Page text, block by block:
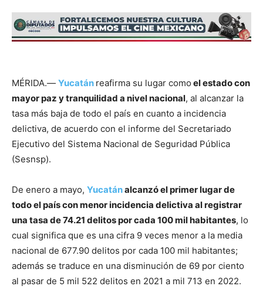
MÉRIDA.— Yucatán reafirma su lugar como el estado con
mayor paz y tranquilidad a nivel nacional, al alcanzar la
tasa más baja de todo el país en cuanto a incidencia
delictiva, de acuerdo con el informe del Secretariado
Ejecutivo del Sistema Nacional de Seguridad Pública
(Sesnsp).
De enero a mayo, Yucatánalcanzó el primer lugar de
todo el país con menor incidencia delictiva al registrar
una tasa de 74.21 delitos por cada 100 mil habitantes, lo
cual significa que es una cifra 9 veces menor a la media
nacional de 677.90 delitos por cada 100 mil habitantes;
además se traduce en una disminución de 69 por ciento
al pasar de 5 mil 522 delitos en 2021 a mil 713 en 2022.